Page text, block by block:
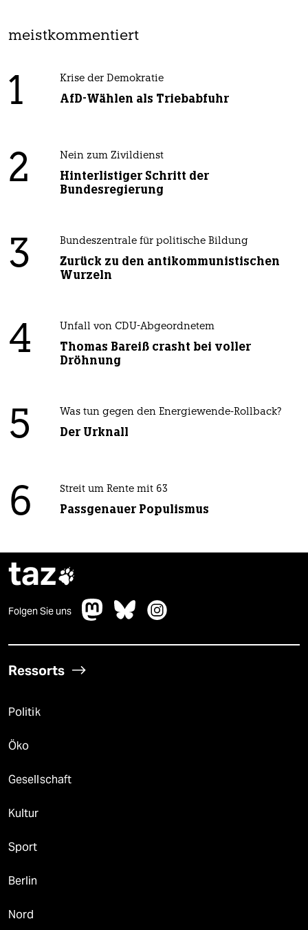
meistkommentiert
1 Krise der Demokratie
AfD-Wählen als Triebabfuhr
2 Nein zum Zivildienst
Hinterlistiger Schritt der
Bundesregierung
3 Bundeszentrale für politische Bildung
Zurück zu den antikommunistischen
Wurzeln
4 Unfall von CDU-Abgeordnetem
Thomas Bareiß crasht bei voller
Dröhnung
5 Was tun gegen den Energiewende-Rollback?
Der Urknall
6 Streit um Rente mit 63
Passgenauer Populismus
taz
Folgen Sie uns
Ressorts
Politik
Öko
Gesellschaft
Kultur
Sport
Berlin
Nord